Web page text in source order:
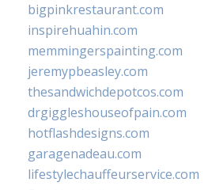
bigpinkrestaurant.com
inspirehuahin.com
memmingerspainting.com
jeremypbeasley.com
thesandwichdepotcos.com
drgiggleshouseofpain.com
hotflashdesigns.com
garagenadeau.com
lifestylechauffeurservice.com